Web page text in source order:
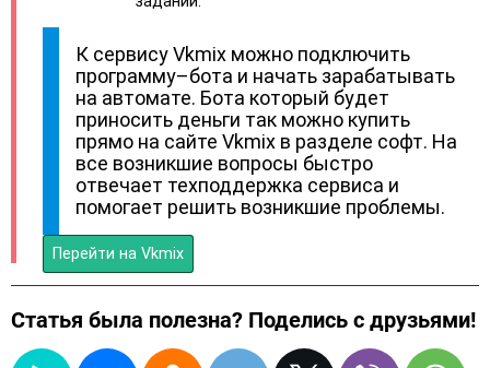
К сервису Vkmix можно подключить
программу–бота и начать зарабатывать
на автомате. Бота который будет
приносить деньги так можно купить
прямо на сайте Vkmix в разделе софт. На
все возникшие вопросы быстро
отвечает техподдержка сервиса и
помогает решить возникшие проблемы.
Перейти на Vkmix
Статья была полезна? Поделись с друзьями!